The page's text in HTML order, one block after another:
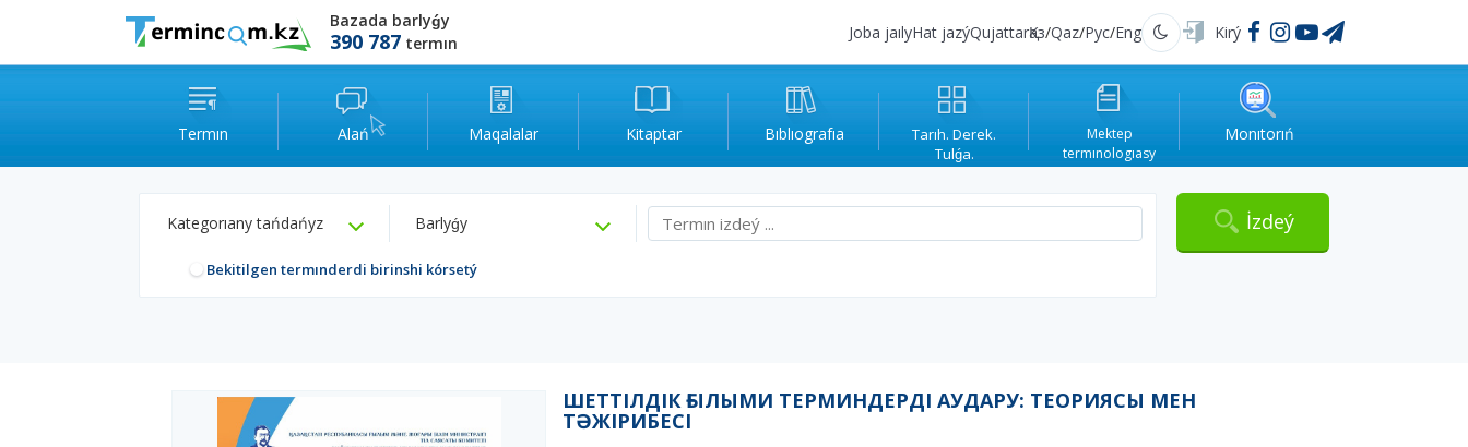
Bazada barlyǵy
390 787 termın
Joba jaılyHat jazýQujattarҚаз/Qaz/Рус/Eng QarańǵyKirý
Termın Alań Maqalalar Kitaptar Bıblıografıa
Tarıh. Derek.
Tulǵa.
Mektep
termınologıasy
Monıtorıń
Kategorıany tańdańyz Barlyǵy
Bekitilgen termınderdi birinshi kórsetý
İzdeý
ШЕТТІЛДІК ҒЫЛЫМИ ТЕРМИНДЕРДІ АУДАРУ: ТЕОРИЯСЫ МЕН
ТӘЖІРИБЕСІ